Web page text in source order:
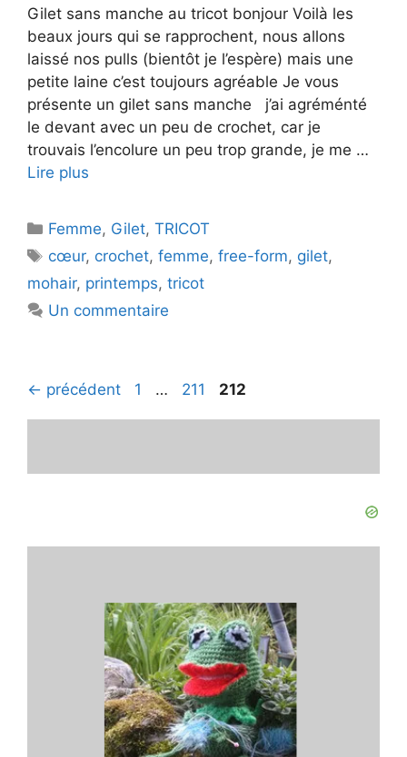
Gilet sans manche au tricot bonjour Voilà les
beaux jours qui se rapprochent, nous allons
laissé nos pulls (bientôt je l’espère) mais une
petite laine c’est toujours agréable Je vous
présente un gilet sans manche j’ai agréménté
le devant avec un peu de crochet, car je
trouvais l’encolure un peu trop grande, je me …
Lire plus
Catégories
Femme, Gilet,TRICOT
Étiquettes
cœur, crochet,femme,free-form, gilet,
mohair, printemps, tricot
Un commentaire
← précédent Page
1 … Page
211 Page
212